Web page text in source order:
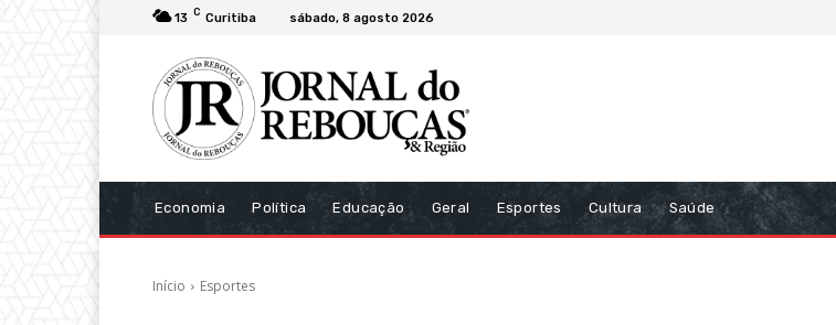
13 C Curitiba sábado, 8 agosto 2026
Economia Política Educação Geral Esportes Cultura Saúde
Início Esportes